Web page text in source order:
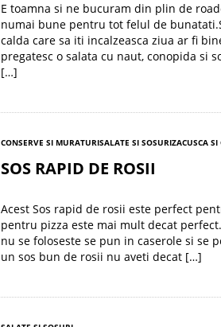
E toamna si ne bucuram din plin de
numai bune pentru tot felul de
calda care sa iti incalzeasca ziua ar fi
pregatesc o salata cu naut, conopida si
[…]
CONSERVE SI MURATURISALATE SI SOSURIZACUSCA SI
SOS RAPID DE ROSII
Acest Sos rapid de rosii este perfect
pentru pizza este mai mult decat
nu se foloseste se pun in caserole si se
un sos bun de rosii nu aveti decat […]